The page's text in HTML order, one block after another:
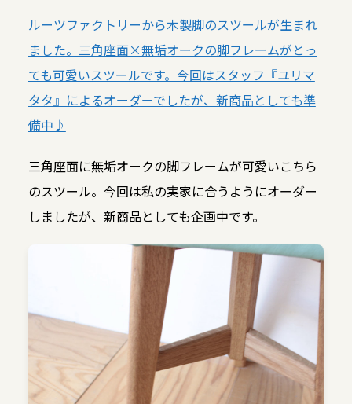
ルーツファクトリーから木製脚のスツールが生まれ
ました。三角座面×無垢オークの脚フレームがとっ
ても可愛いスツールです。今回はスタッフ『ユリマ
タタ』によるオーダーでしたが、新商品としても準
備中♪
三角座面に無垢オークの脚フレームが可愛いこちら
のスツール。今回は私の実家に合うようにオーダー
しましたが、新商品としても企画中です。